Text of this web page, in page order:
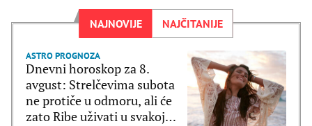
NAJNOVIJE NAJČITANIJE
ASTRO PROGNOZA
Dnevni horoskop za 8.
avgust: Strelčevima subota
ne protiče u odmoru, ali će
zato Ribe uživati u svakoj